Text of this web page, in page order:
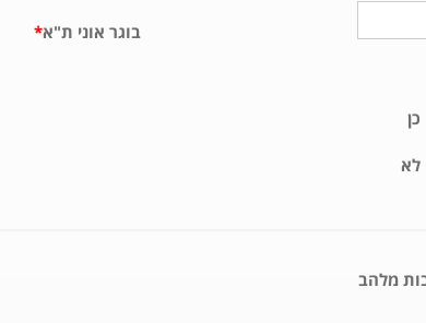
*בוגר אוני ת"א
כן
לא
מלהב